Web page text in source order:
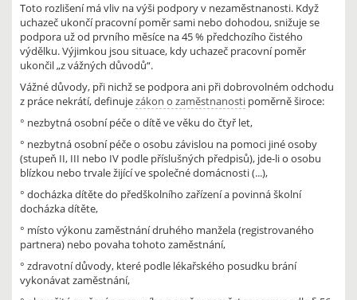
Toto rozlišení má vliv na výši podpory v nezaměstnanosti. Když
uchazeč ukončí pracovní poměr sami nebo dohodou, snižuje se
podpora už od prvního měsíce na 45 % předchozího čistého
výdělku. Výjimkou jsou situace, kdy uchazeč pracovní poměr
ukončil „z vážných důvodů“.
Vážné důvody, při nichž se podpora ani při dobrovolném odchodu
z práce nekrátí, definujezákon o zaměstnanosti poměrně široce:
° nezbytná osobní péče o dítě ve věku do čtyř let,
° nezbytná osobní péče o osobu závislou na pomoci jiné osoby
(stupeň II, III nebo IV podle příslušných předpisů), jde-li o osobu
blízkou nebo trvale žijící ve společné domácnosti (...),
° docházka dítěte do předškolního zařízení a povinná školní
docházka dítěte,
° místo výkonu zaměstnání druhého manžela (registrovaného
partnera) nebo povaha tohoto zaměstnání,
° zdravotní důvody, které podle lékařského posudku brání
vykonávat zaměstnání,